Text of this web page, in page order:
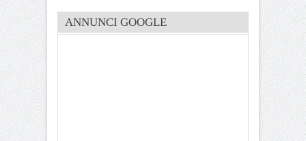
ANNUNCI GOOGLE